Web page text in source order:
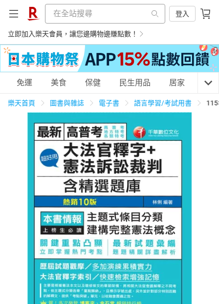
登入
立即加入樂天會員，讓您邊購物邊賺點數！
購物網分類
天天免運 美食蛋糕 養生保健 民生用品
3C家電 運動休閒
男裝 化妝保養
日本購物 電子/紙本書
HOT
免運 美食 保健 民生用品 居家 3C
樂天首頁 圖書與雜誌 電子書 語言學習/考試用書